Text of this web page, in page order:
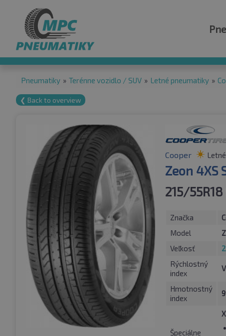
Pneumatiky » Terénne vozidlo / SUV » Letné pneumatiky »
❮ Back to overview
Cooper
Zeon 4XS
215/
Značka
Model
Veľkosť
Rýchlostný
index
V
Hmotnostný
index
Špeciálne